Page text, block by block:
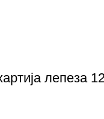
лепеза